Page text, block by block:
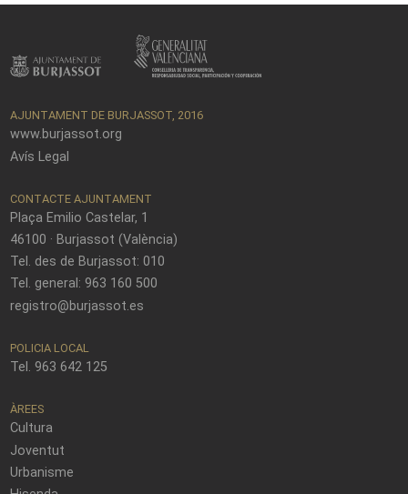
AJUNTAMENT DE BURJASSOT, 2016
www.burjassot.org
Avís Legal
CONTACTE AJUNTAMENT
Plaça Emilio Castelar, 1
46100 · Burjassot (València)
Tel. des de Burjassot: 010
Tel. general: 963 160 500
registro@burjassot.es
POLICIA LOCAL
Tel. 963 642 125
ÀREES
Cultura
Joventut
Urbanisme